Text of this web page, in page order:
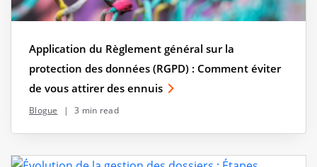
Application du Règlement général sur la
protection des données (RGPD) : Comment éviter
de vous attirer des ennuis
Blogue | 3 min read